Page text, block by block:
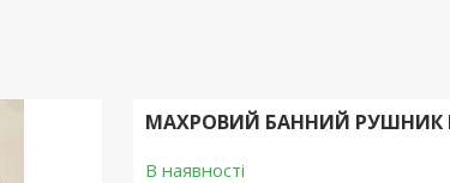
МАХРОВИЙ БАННИЙ РУШНИК
В наявності